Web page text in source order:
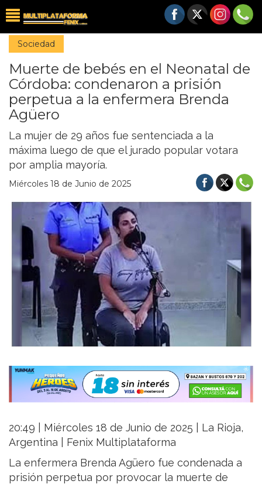
Sociedad
Muerte de bebés en el Neonatal de
Córdoba: condenaron a prisión
perpetua a la enfermera Brenda
Agüero
La mujer de 29 años fue sentenciada a la
máxima luego de que el jurado popular votara
por amplia mayoría.
Miércoles 18 de Junio de 2025
20:49 | Miércoles 18 de Junio de 2025 | La Rioja,
Argentina | Fenix Multiplataforma
La enfermera Brenda Agüero fue condenada a
prisión perpetua por provocar la muerte de